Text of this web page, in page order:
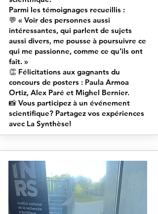
Parmi les témoignages recueillis :
💬 « Voir des personnes aussi
intéressantes, qui parlent de sujets
aussi divers, me pousse à poursuivre ce
qui me passionne, comme ce qu’ils ont
fait. »
👏 Félicitations aux gagnants du
concours de posters : Paula Armoa
Ortiz, Alex Paré et Mighel Bernier.
📸 Vous participez à un événement
scientifique? Partagez vos expériences
avec La Synthèse!